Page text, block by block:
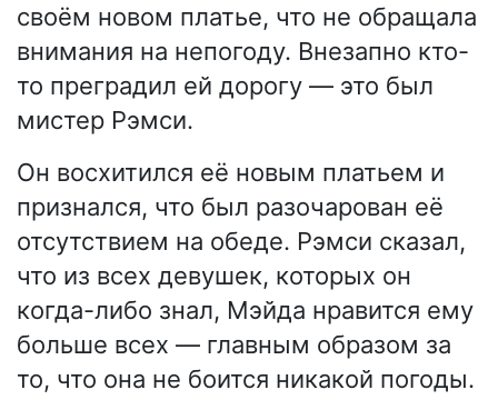
своём новом платье, что не обращала
внимания на непогоду. Внезапно кто-
то преградил ей дорогу — это был
мистер Рэмси.
Он восхитился её новым платьем и
признался, что был разочарован её
отсутствием на обеде. Рэмси сказал,
что из всех девушек, которых он
когда-либо знал, Мэйда нравится ему
больше всех — главным образом за
то, что она не боится никакой погоды.